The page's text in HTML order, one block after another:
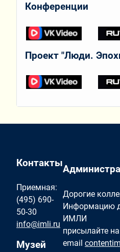
Конференции
Проект "Люди.
Контакты
Приемная:
(495) 690-
50-30
info@imli.ru
Музей
Дорогие
Информацию
ИМЛИ
присылайте на
email